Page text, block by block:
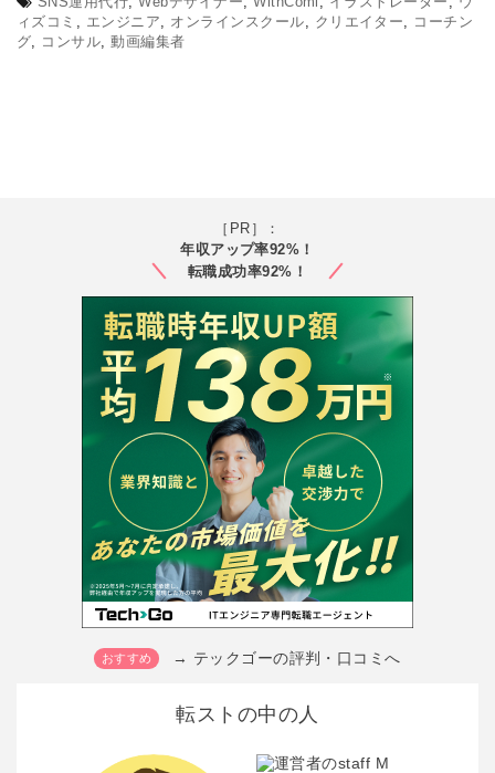
ィズコミ , エンジニア, オンラインスクール, クリエイター, コーチン
グ, コンサル,動画編集者
［PR］：
年収アップ率92%！
転職成功率92%！
→ テックゴーの評判・口コミへ
転ストの中の人